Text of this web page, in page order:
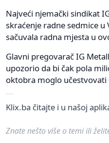
Najveći njemački sindikat
skraćenje radne sedmice u
sačuvala radna mjesta u
Glavni pregovarač IG
upozorio da bi čak pola
oktobra moglo
Klix.ba čitajte i u našoj
Znate nešto više o temi ili